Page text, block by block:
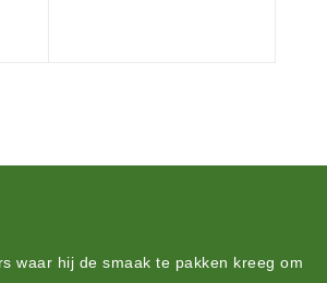
waar hij de smaak te pakken kreeg om